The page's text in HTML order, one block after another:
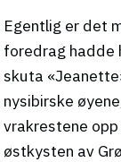
Egentlig er det
foredrag hadde
skuta
nysibirske
vrakrestene
østkysten av